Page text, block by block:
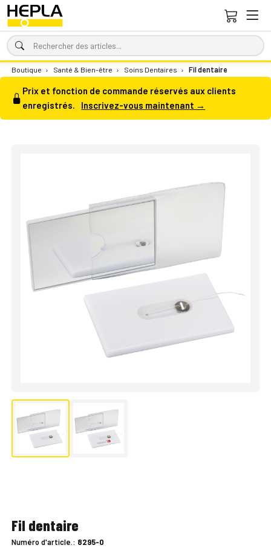
Boutique › Santé & Bien-être › Soins Dentaires › Fil dentaire
Prix et fonction de commande réservés aux clients
enregistrés.
Inscrivez-vous maintenant →
Fil dentaire
Numéro d'article.: 8295-0